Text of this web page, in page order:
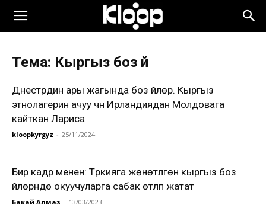
Тема: Кыргыз боз үйү
Днестрдин ары жагында боз үйлөр. Кыргыз
этнолагерин ачуу үчүн Ирландиядан Молдовага
кайткан Лариса
kloopkyrgyz - 25/11/2024
Бир кадр менен: Түркияга жөнөтүлгөн кыргыз боз
үйлөрүндө окуучуларга сабак өтүлүп жатат
Бакай Алмаз - 13/03/2023